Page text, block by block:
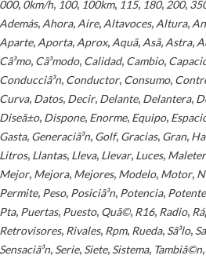
000, 0km/h, 100, 100km, 115, 180, 200,
Además, Ahora, Aire, Altavoces, Altura,
Aparte, Aporta, Aprox, Aquã­, Asã­, Astra,
Cã³mo, Cã³modo, Calidad, Cambio,
Conducciã³n, Conductor, Consumo,
Curva, Datos, Decir, Delante, Delantera,
Diseã±o, Dispone, Enorme, Equipo,
Gasta, Generaciã³n, Golf, Gracias, Gran,
Litros, Llantas, Lleva, Llevar, Luces,
Mejor, Mejora, Mejores, Modelo, Motor,
Permite, Peso, Posiciã³n, Potencia,
Pta, Puertas, Puesto, Quã©, R16, Radio,
Retrovisores, Rivales, Rpm, Rueda, Sã³lo,
Sensaciã³n, Serie, Siete, Sistema, Tambiã©n,